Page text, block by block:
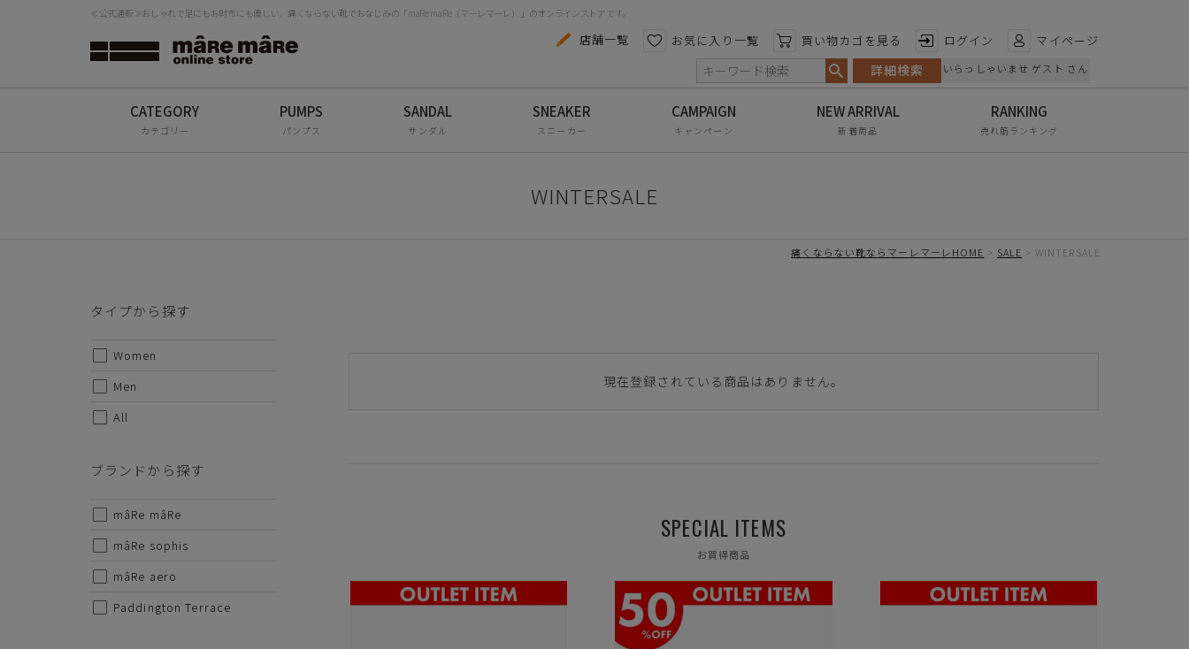
≪公式通販≫おしゃれで足にもお財布にも優しい、痛くならない靴でおなじみの「maRe maRe（マーレマーレ）」のオンラインストアです。
店舗一覧 お気に入り一覧 買い物カゴを見る ログイン マイページ
詳細検索 いらっしゃいませ ゲスト さん
カテゴリー パンプス サンダル スニーカー キャンペーン 新着商品 売れ筋ランキング
WINTERSALE
痛くならない靴ならマーレマーレHOME SALE WINTERSALE
現在登録されている商品はありません。
SPECIAL ITEMS
お買得商品
タイプから探す
Women
Men
All
ブランドから探す
mâRe mâRe
mâRe sophis
mâRe aero
Paddington Terrace
タイプから探す
Women
All
コンフォートシューズ
パンプス
スニーカー
色から探す 特徴から探す
日本製
手染め
甲高・幅広
屈曲性
3cm以上4cm未満